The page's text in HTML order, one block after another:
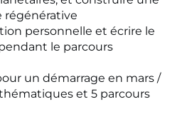
régénérative
personnelle et écrire le
le parcours
un démarrage en mars /
et 5 parcours